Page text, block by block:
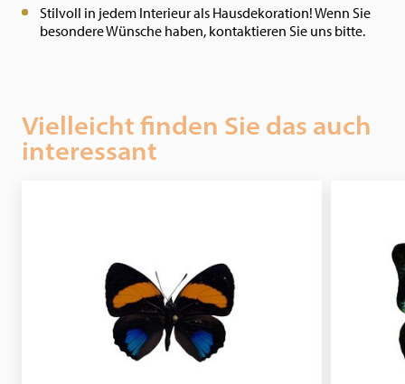
Stilvoll in jedem Interieur als Hausdekoration! Wenn Sie
besondere Wünsche haben, kontaktieren Sie uns bitte.
Vielleicht finden Sie das auch
interessant